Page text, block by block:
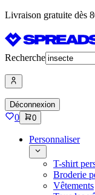
Livraison gratuite dès
Recherche
Déconnexion
0 0
Personnaliser
T-shirt
Broderie
Vêtements